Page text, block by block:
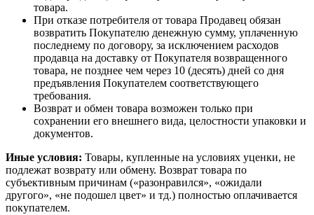
товара.
При отказе потребителя от товара Продавец обязан
возвратить Покупателю денежную сумму, уплаченную
последнему по договору, за исключением расходов
продавца на доставку от Покупателя возвращенного
товара, не позднее чем через 10 (десять) дней со дня
предъявления Покупателем соответствующего
требования.
Возврат и обмен товара возможен только при
сохранении его внешнего вида, целостности упаковки и
документов.
Иные условия: Товары, купленные на условиях уценки, не
подлежат возврату или обмену. Возврат товара по
субъективным причинам («разонравился», «ожидали
другого», «не подошел цвет» и тд.) полностью оплачивается
покупателем.